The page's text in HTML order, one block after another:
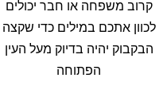
קרוב משפחה או חבר יכולים
לכוון אתכם במילים כדי שקצה
הבקבוק יהיה בדיוק מעל העין
הפתוחה